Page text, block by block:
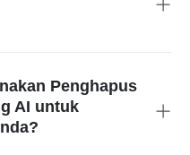
proses
Penghapus
AI untuk